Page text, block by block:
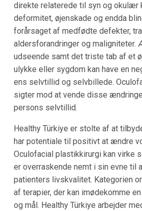
direkte relaterede til syn og okulær
deformitet, øjenskade og endda
forårsaget af medfødte defekter,
aldersforandringer og maligniteter.
udseende samt det triste tab af et
ulykke eller sygdom kan have en
ens selvtillid og selvbillede.
sigter mod at vende disse
persons selvtillid.
Healthy Türkiye er stolte af at
har potentiale til positivt at ændre
Oculofacial plastikkirurgi kan virke
er overraskende nemt i sin evne til
patienters livskvalitet. Kategorien
af terapier, der kan imødekomme
og mål. Healthy Türkiye arbejder